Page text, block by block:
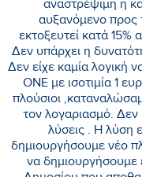
αναστρέψιμη η
αυξανόμενο προς
εκτοξευτεί κατά
Δεν υπάρχει η
Δεν είχε καμία λογική
ΟΝΕ με ισοτιμία 1
πλούσιοι
τον λογαριασμό.
λύσεις . Η λύση
δημιουργήσουμε νέο
να δημιουργήσουμε